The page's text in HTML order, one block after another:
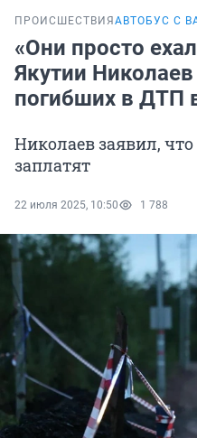
ПРОИСШЕСТВИЯ АВТОБУС С
«Они просто
Якутии
погибших в ДТП
Николаев заявил,
заплатят
22 июля 2025, 10:50 1 788